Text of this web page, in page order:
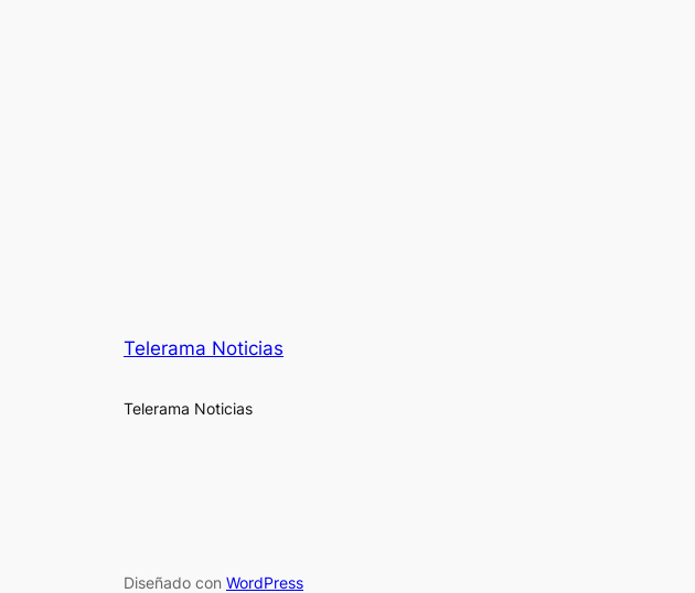
Telerama Noticias
Telerama Noticias
Diseñado con WordPress